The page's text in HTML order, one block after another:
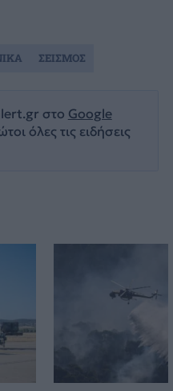
στο Google
όλες τις ειδήσεις
ΣΕΙΣΜΟΣ